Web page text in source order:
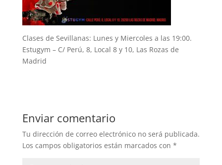
Clases de Sevillanas: Lunes y Miercoles a las 19:00.
Estugym – C/ Perú, 8, Local 8 y 10, Las Rozas de
Madrid
Enviar comentario
Tu dirección de correo electrónico no será publicada.
Los campos obligatorios están marcados con *